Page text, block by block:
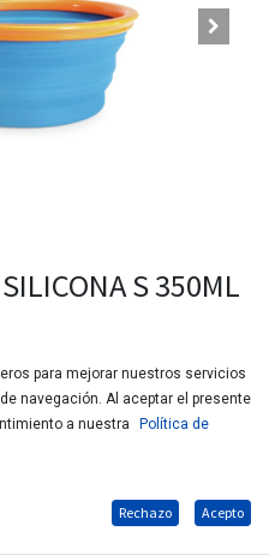
S 350ML
para mejorar nuestros servicios
navegación. Al aceptar el presente
a nuestra
Política de
Rechazo Acepto